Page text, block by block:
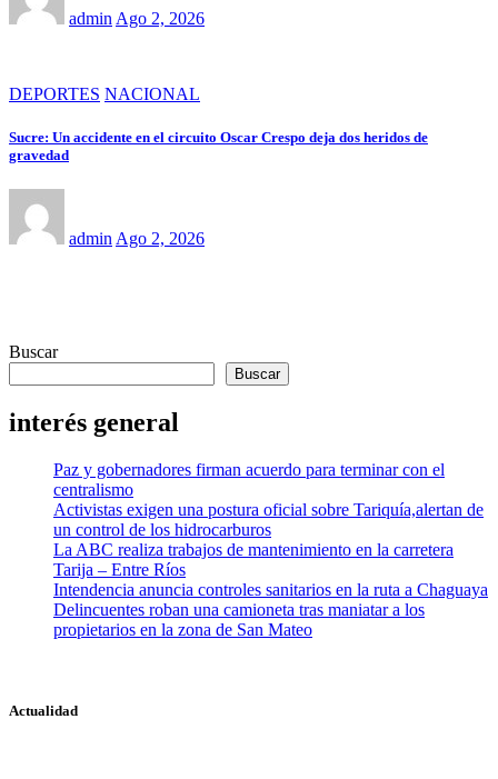
admin Ago 2, 2026
DEPORTES NACIONAL
Sucre: Un accidente en el circuito Oscar Crespo deja dos heridos de
gravedad
admin Ago 2, 2026
Buscar
Buscar
interés general
Paz y gobernadores firman acuerdo para terminar con el
centralismo
Activistas exigen una postura oficial sobre Tariquía,alertan de
un control de los hidrocarburos
La ABC realiza trabajos de mantenimiento en la carretera
Tarija – Entre Ríos
Intendencia anuncia controles sanitarios en la ruta a Chaguaya
Delincuentes roban una camioneta tras maniatar a los
propietarios en la zona de San Mateo
Actualidad